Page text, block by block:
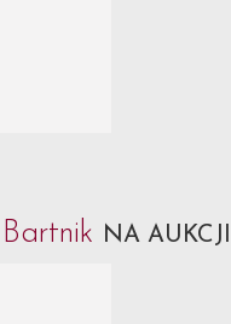
NA AUKCJI